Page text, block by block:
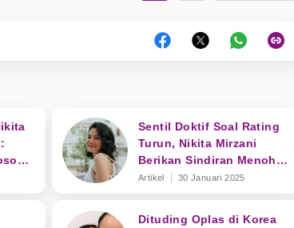
Sentil Doktif Soal Rating
Turun, Nikita Mirzani
Berikan Sindiran Menohok
ke Dewi Perssik
Artikel 30 Januari 2025
Dituding Oplas di Korea